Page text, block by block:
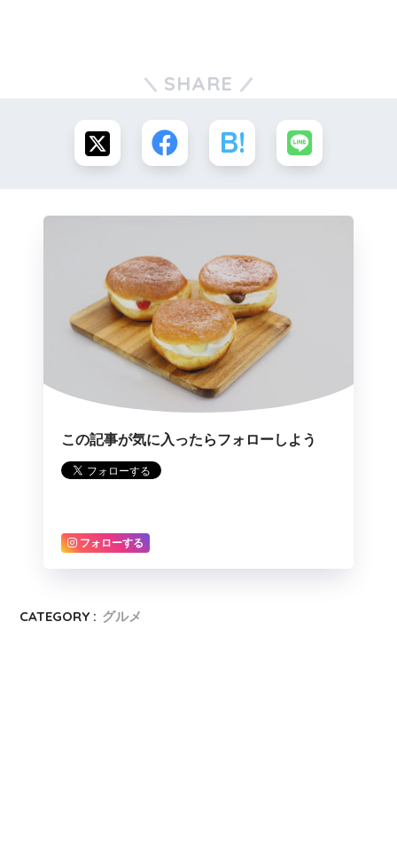
SHARE
この記事が気に入ったらフォローしよう
フォローする
CATEGORY : グルメ